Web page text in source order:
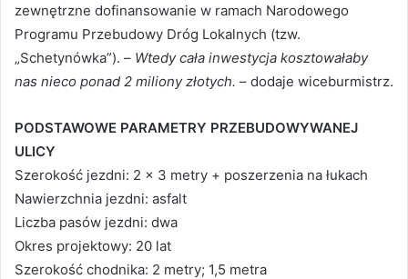
zewnętrzne dofinansowanie w ramach Narodowego
Programu Przebudowy Dróg Lokalnych (tzw.
„Schetynówka”). – Wtedy cała inwestycja kosztowałaby
nas nieco ponad 2 miliony złotych. – dodaje wiceburmistrz.
PODSTAWOWE PARAMETRY PRZEBUDOWYWANEJ
ULICY
Szerokość jezdni: 2 x 3 metry + poszerzenia na łukach
Nawierzchnia jezdni: asfalt
Liczba pasów jezdni: dwa
Okres projektowy: 20 lat
Szerokość chodnika: 2 metry; 1,5 metra